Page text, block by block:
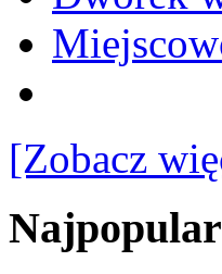
[Zobacz